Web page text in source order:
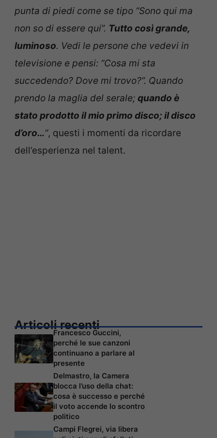
punta di piedi come se tipo “Sono qui ma
non so di essere qui”. Tutto così grande,
luminoso. Vedi le persone che vedevi in
televisione e pensi: “Cosa mi sta
succedendo? Dove mi trovo?”. Quando
prendo la maglia del serale; quando è
stato prodotto il mio primo disco; il disco
d’oro…“, questi i momenti da ricordare
dell’esperienza nel talent.
Articoli recenti
Francesco Guccini,
perché le sue canzoni
continuano a parlare al
presente
Delmastro, la Camera
blocca l’uso della chat:
cosa è successo e perché
il voto accende lo scontro
politico
Campi Flegrei, via libera